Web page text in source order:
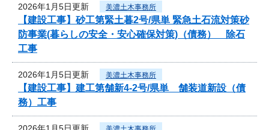
2026年1月5日更新 美濃土木事務所
【建設工事】砂工第緊土暮2号/県単 緊急土石流対策砂
防事業(暮らしの安全・安心確保対策)（債務） 除石
工事
2026年1月5日更新 美濃土木事務所
【建設工事】建工第舗新4-2号/県単 舗装道新設（債
務）工事